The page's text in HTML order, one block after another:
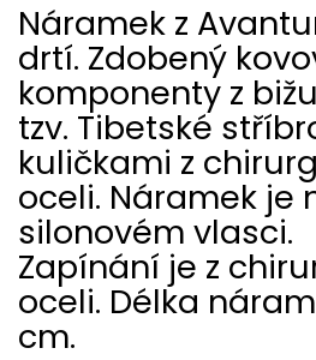
Náramek z
drtí. Zdobený
komponenty z
tzv. Tibetské
kuličkami z
oceli. Náramek je
silonovém vlasci.
Zapínání je z
oceli. Délka
cm.